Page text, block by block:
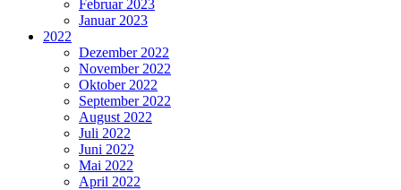
Februar 2023
Januar 2023
2022
Dezember 2022
November 2022
Oktober 2022
September 2022
August 2022
Juli 2022
Juni 2022
Mai 2022
April 2022